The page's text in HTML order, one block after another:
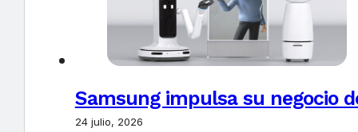
Samsung impulsa su negocio
24 julio, 2026